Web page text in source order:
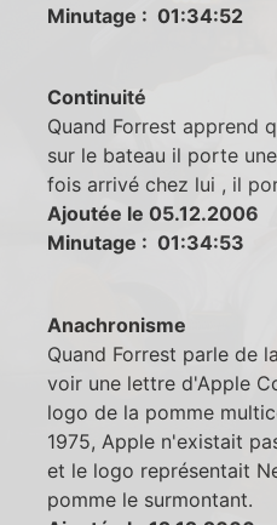
Minutage : 01:34:52
Continuité
Quand Forrest apprend
sur le bateau il porte
fois arrivé chez lui , il
Ajoutée le 05.12.2006
Minutage : 01:34:53
Anachronisme
Quand Forrest parle de
voir une lettre d'Apple
logo de la pomme
1975, Apple n'existait
et le logo représentait
pomme le surmontant.